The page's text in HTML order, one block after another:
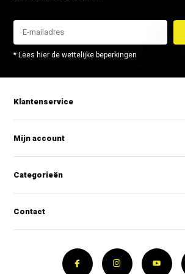
* Lees hier de wettelijke beperkingen
Klantenservice
Mijn account
Categorieën
Contact